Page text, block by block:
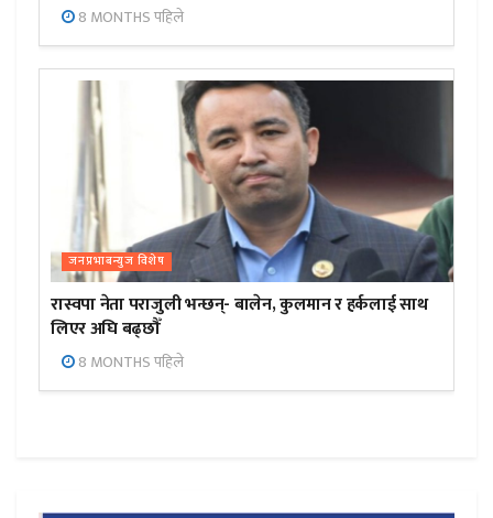
8 MONTHS पहिले
जनप्रभाबन्युज विशेष
रास्वपा नेता पराजुली भन्छन्- बालेन, कुलमान र हर्कलाई साथ
लिएर अघि बढ्छौँ
8 MONTHS पहिले